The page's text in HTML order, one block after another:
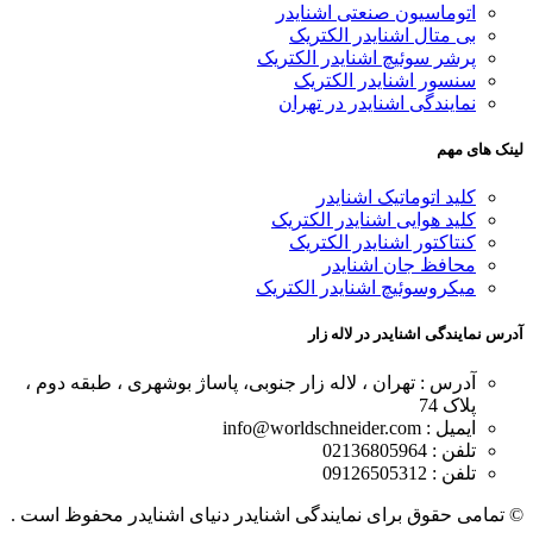
اتوماسیون صنعتی اشنایدر
بی متال اشنایدر الکتریک
پرشر سوئیچ اشنایدر الکتریک
سنسور اشنایدر الکتریک
نمایندگی اشنایدر در تهران
لینک های مهم
کلید اتوماتیک اشنایدر
کلید هوایی اشنایدر الکتریک
کنتاکتور اشنایدر الکتریک
محافظ جان اشنایدر
میکروسوئیچ اشنایدر الکتریک
آدرس نمایندگی اشنایدر در لاله زار
آدرس : تهران ، لاله زار جنوبی، پاساژ بوشهری ، طبقه دوم ،
پلاک 74
ایمیل : info@worldschneider.com
تلفن : 02136805964
تلفن : 09126505312
© تمامی حقوق برای نمایندگی اشنایدر دنیای اشنایدر محفوظ است .